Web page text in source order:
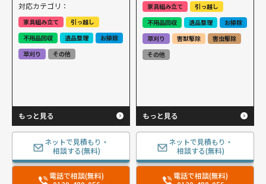
対応カテゴリ：
家具組み立て
引っ越し
不用品回収
遺品整理
お掃除
草刈り
その他
もっと見る
ネットで見積もり・
相談する(無料)
電話で相談(無料)
家具組み立て
引っ越し
不用品回収
遺品整理
お掃除
草刈り
害獣駆除
害虫駆除
その他
もっと見る
ネットで見積もり・
相談する(無料)
電話で相談(無料)